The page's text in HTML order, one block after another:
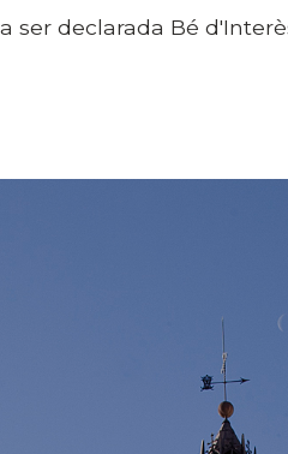
ser declarada Bé